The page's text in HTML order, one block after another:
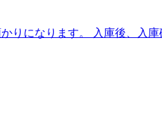
りになります。 入庫後、入